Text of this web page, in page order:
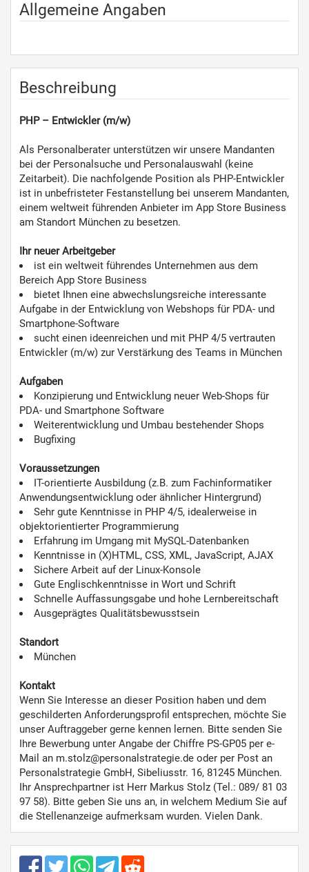
Allgemeine Angaben
Beschreibung
PHP – Entwickler (m/w)
Als Personalberater unterstützen wir unsere Mandanten
bei der Personalsuche und Personalauswahl (keine
Zeitarbeit). Die nachfolgende Position als PHP-Entwickler
ist in unbefristeter Festanstellung bei unserem Mandanten,
einem weltweit führenden Anbieter im App Store Business
am Standort München zu besetzen.
Ihr neuer Arbeitgeber
ist ein weltweit führendes Unternehmen aus dem
Bereich App Store Business
bietet Ihnen eine abwechslungsreiche interessante
Aufgabe in der Entwicklung von Webshops für PDA- und
Smartphone-Software
sucht einen ideenreichen und mit PHP 4/5 vertrauten
Entwickler (m/w) zur Verstärkung des Teams in München
Aufgaben
Konzipierung und Entwicklung neuer Web-Shops für
PDA- und Smartphone Software
Weiterentwicklung und Umbau bestehender Shops
Bugfixing
Voraussetzungen
IT-orientierte Ausbildung (z.B. zum Fachinformatiker
Anwendungsentwicklung oder ähnlicher Hintergrund)
Sehr gute Kenntnisse in PHP 4/5, idealerweise in
objektorientierter Programmierung
Erfahrung im Umgang mit MySQL-Datenbanken
Kenntnisse in (X)HTML, CSS, XML, JavaScript, AJAX
Sichere Arbeit auf der Linux-Konsole
Gute Englischkenntnisse in Wort und Schrift
Schnelle Auffassungsgabe und hohe Lernbereitschaft
Ausgeprägtes Qualitätsbewusstsein
Standort
München
Kontakt
Wenn Sie Interesse an dieser Position haben und dem
geschilderten Anforderungsprofil entsprechen, möchte Sie
unser Auftraggeber gerne kennen lernen. Bitte senden Sie
Ihre Bewerbung unter Angabe der Chiffre PS-GP05 per e-
Mail an m.stolz@personalstrategie.de oder per Post an
Personalstrategie GmbH, Sibeliusstr. 16, 81245 München.
Ihr Ansprechpartner ist Herr Markus Stolz (Tel.: 089/ 81 03
97 58). Bitte geben Sie uns an, in welchem Medium Sie auf
die Stellenanzeige aufmerksam wurden. Vielen Dank.